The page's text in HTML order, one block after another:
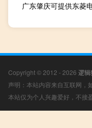
广东肇庆可提供东菱
Copyright © 2012 - 2026 逻辑
声明：本站内容来自互联网，
本站仅为个人兴趣爱好，不接